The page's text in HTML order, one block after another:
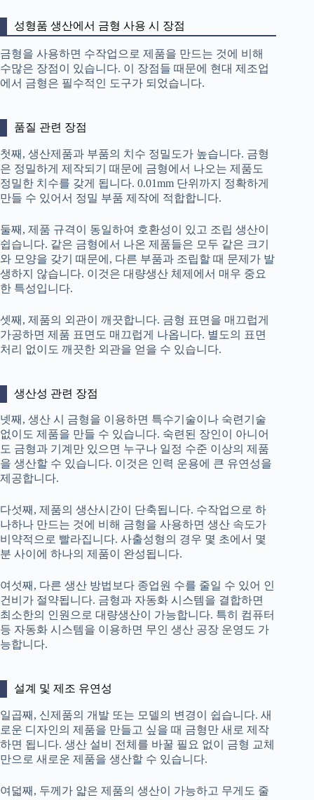
성형품 생산에서 금형 사용 시 장점
금형을 사용하면 수작업으로 제품을 만드는 것에 비해
수많은 장점이 있습니다. 이 장점들 때문에 현대 제조업
에서 금형은 필수적인 도구가 되었습니다.
품질 관련 장점
첫째, 생산제품과 부품의 치수 정밀도가 높습니다. 금형
은 정밀하게 제작되기 때문에 금형에서 나오는 제품도
정밀한 치수를 갖게 됩니다. 0.01mm 단위까지 정확하게
만들 수 있어서 정밀 부품 제작에 적합합니다.
둘째, 제품 규격이 동일하여 호환성이 있고 조립 생산이
쉽습니다. 같은 금형에서 나온 제품들은 모두 같은 크기
와 모양을 갖기 때문에, 다른 부품과 조립할 때 문제가 발
생하지 않습니다. 이것은 대량생산 체제에서 매우 중요
한 특성입니다.
셋째, 제품의 외관이 깨끗합니다. 금형 표면을 매끄럽게
가공하면 제품 표면도 매끄럽게 나옵니다. 별도의 표면
처리 없이도 깨끗한 외관을 얻을 수 있습니다.
생산성 관련 장점
넷째, 생산 시 금형을 이용하면 특수기술이나 숙련기술
없이도 제품을 만들 수 있습니다. 숙련된 장인이 아니어
도 금형과 기계만 있으면 누구나 일정 수준 이상의 제품
을 생산할 수 있습니다. 이것은 인력 운용에 큰 유연성을
제공합니다.
다섯째, 제품의 생산시간이 단축됩니다. 수작업으로 하
나하나 만드는 것에 비해 금형을 사용하면 생산 속도가
비약적으로 빨라집니다. 사출성형의 경우 몇 초에서 몇
분 사이에 하나의 제품이 완성됩니다.
여섯째, 다른 생산 방법보다 종업원 수를 줄일 수 있어 인
건비가 절약됩니다. 금형과 자동화 시스템을 결합하면
최소한의 인원으로 대량생산이 가능합니다. 특히 컴퓨터
등 자동화 시스템을 이용하면 무인 생산 공장 운영도 가
능합니다.
설계 및 제조 유연성
일곱째, 신제품의 개발 또는 모델의 변경이 쉽습니다. 새
로운 디자인의 제품을 만들고 싶을 때 금형만 새로 제작
하면 됩니다. 생산 설비 전체를 바꿀 필요 없이 금형 교체
만으로 새로운 제품을 생산할 수 있습니다.
여덟째, 두께가 얇은 제품의 생산이 가능하고 무게도 줄